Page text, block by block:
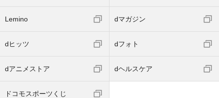
Lemino dマガジン
dヒッツ dフォト
dアニメストア dヘルスケア
ドコモスポーツくじ